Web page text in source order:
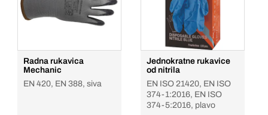
Radna rukavica
Mechanic
EN 420, EN 388, siva
Jednokratne rukavice
od nitrila
EN ISO 21420, EN ISO
374-1:2016, EN ISO
374-5:2016, plavo